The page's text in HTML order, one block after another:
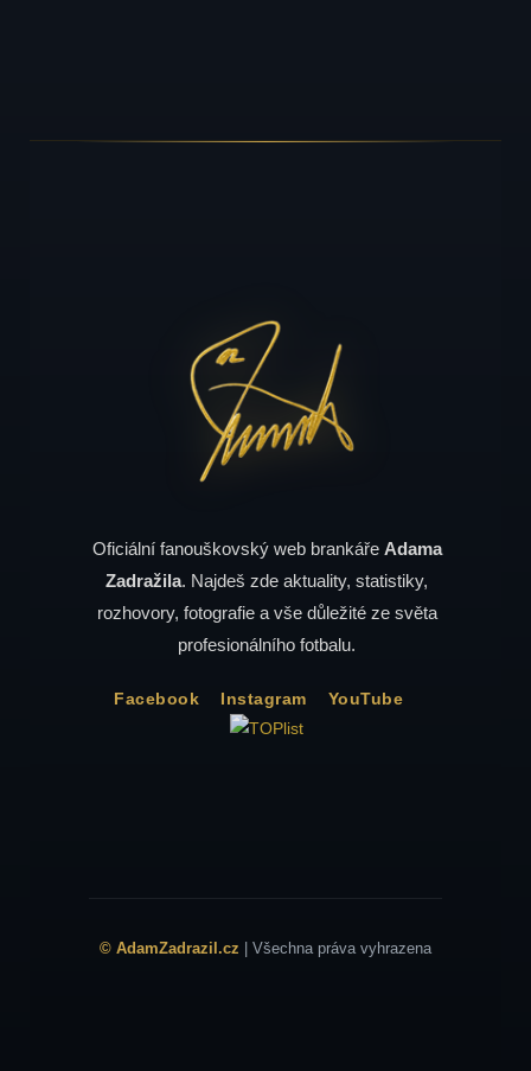
Oficiální fanouškovský web brankáře Adama
Zadražila. Najdeš zde aktuality, statistiky,
rozhovory, fotografie a vše důležité ze světa
profesionálního fotbalu.
Facebook Instagram YouTube
© AdamZadrazil.cz | Všechna práva vyhrazena